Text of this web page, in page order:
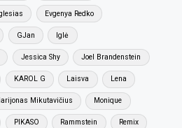
Evgenya Redko
GJan Iglė
Jessica Shy Joel Brandenstein
KAROL G Laisva Lena
Mikutavičius Monique
PIKASO Rammstein Remix